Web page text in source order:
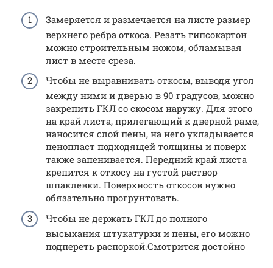
Замеряется и размечается на листе размер
верхнего ребра откоса. Резать гипсокартон
можно строительным ножом, обламывая
лист в месте среза.
Чтобы не выравнивать откосы, выводя угол
между ними и дверью в 90 градусов, можно
закрепить ГКЛ со скосом наружу. Для этого
на край листа, прилегающий к дверной раме,
наносится слой пены, на него укладывается
пенопласт подходящей толщины и поверх
также запенивается. Передний край листа
крепится к откосу на густой раствор
шпаклевки. Поверхность откосов нужно
обязательно прогрунтовать.
Чтобы не держать ГКЛ до полного
высыхания штукатурки и пены, его можно
подпереть распоркой.Смотрится достойно